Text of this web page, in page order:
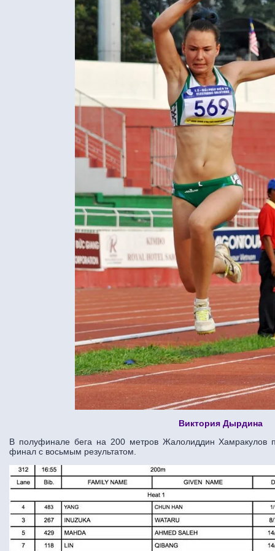
Виктория Дырдина
В полуфинале бега на 200 метров Жалолиддин Хамракулов
финал с восьмым результатом.